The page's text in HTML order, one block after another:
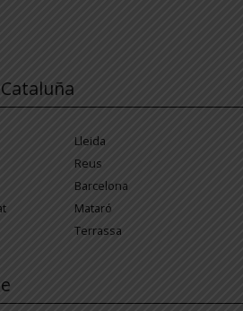
Lleida
Reus
Barcelona
Mataró
Terrassa